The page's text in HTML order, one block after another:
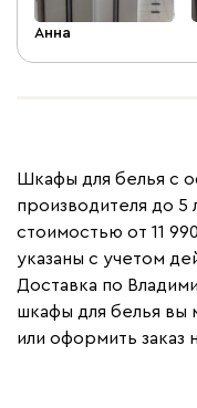
Анна
Шкафы для белья с
производителя до 5
стоимостью от 11
указаны с учетом
Доставка по
шкафы для белья вы
или оформить заказ